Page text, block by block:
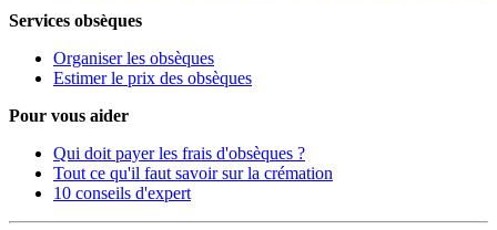
Services obsèques
Organiser les obsèques
Estimer le prix des obsèques
Pour vous aider
Qui doit payer les frais d'obsèques ?
Tout ce qu'il faut savoir sur la crémation
10 conseils d'expert